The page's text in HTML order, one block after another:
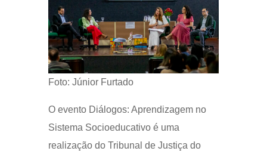
Foto: Júnior Furtado
O evento Diálogos: Aprendizagem no
Sistema Socioeducativo é uma
realização do Tribunal de Justiça do